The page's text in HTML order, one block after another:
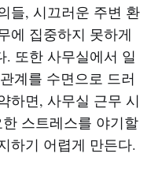
들, 시끄러운 주변 환
에 집중하지 못하게
. 또한 사무실에서 일
계를 수면으로 드러
하면, 사무실 근무 시
스트레스를 야기할
하기 어렵게 만든다.